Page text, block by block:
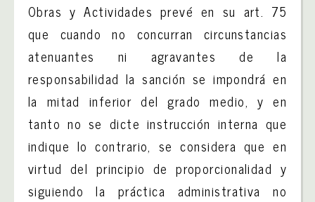
Obras y Actividades prevé en su art. 75
que cuando no concurran circunstancias
atenuantes ni agravantes de la
responsabilidad la sanción se impondrá en
la mitad inferior del grado medio, y en
tanto no se dicte instrucción interna que
indique lo contrario, se considera que en
virtud del principio de proporcionalidad y
siguiendo la práctica administrativa no